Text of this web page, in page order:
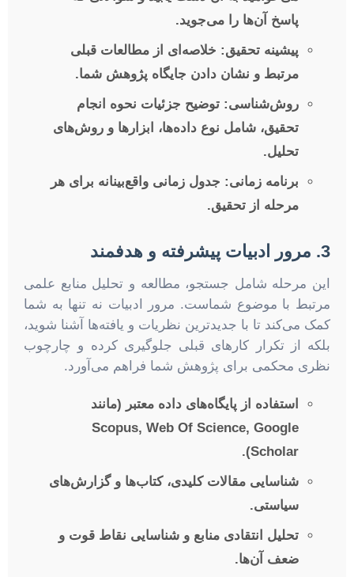
پاسخ آن‌ها را می‌جوید.
پیشینه تحقیق: خلاصه‌ای از مطالعات قبلی
مرتبط و نشان دادن جایگاه پژوهش شما.
روش‌شناسی: توضیح جزئیات نحوه انجام
تحقیق، شامل نوع داده‌ها، ابزارها و روش‌های
تحلیل.
برنامه زمانی: جدول زمانی واقع‌بینانه برای هر
مرحله از تحقیق.
3. مرور ادبیات پیشرفته و هدفمند
این مرحله شامل جستجو، مطالعه و تحلیل منابع علمی
مرتبط با موضوع شماست. مرور ادبیات نه تنها به شما
کمک می‌کند تا با جدیدترین نظریات و یافته‌ها آشنا شوید،
بلکه از تکرار کارهای قبلی جلوگیری کرده و چارچوب
نظری محکمی برای پژوهش شما فراهم می‌آورد.
استفاده از پایگاه‌های داده معتبر (مانند
Scopus, Web Of Science, Google
Scholar).
شناسایی مقالات کلیدی، کتاب‌ها و گزارش‌های
سیاستی.
تحلیل انتقادی منابع و شناسایی نقاط قوت و
ضعف آن‌ها.